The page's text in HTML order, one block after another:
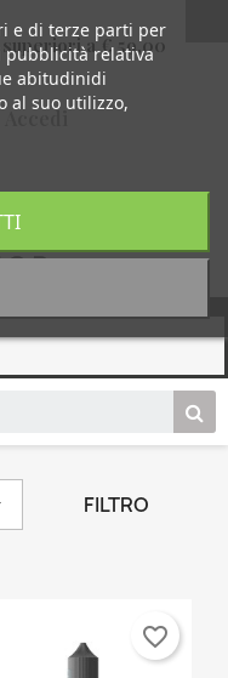
a € 59,00
FILTRO
favorite_border
e di terze parti per
relativa
abitudinidi
al suo utilizzo,